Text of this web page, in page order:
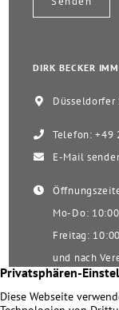
DIRK BECKER
Düsseldorfer
Telefon: +49
E-Mail
Mo-Do:
Freitag:
und nach
Samstag